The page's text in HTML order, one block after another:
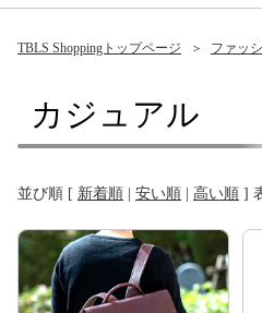
TBLS Shoppingトップページ ファッ
カジュアル
並び順 [ 新着順 安い順 高い順 ]